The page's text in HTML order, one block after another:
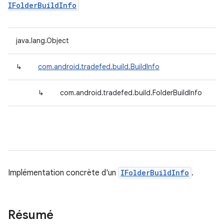
IFolderBuildInfo
java.lang.Object
↳ com.android.tradefed.build.BuildInfo
↳ com.android.tradefed.build.FolderBuildInfo
Implémentation concrète d'un IFolderBuildInfo .
Résumé